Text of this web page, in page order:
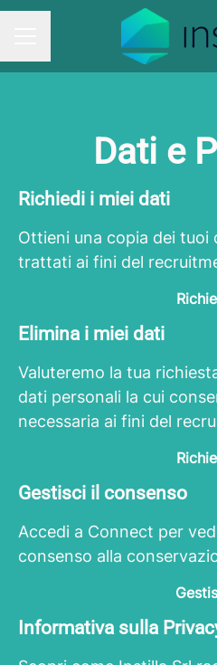
MENU CARRIERA
Dati e
Richiedi i miei dati
Ottieni una copia dei tuoi
trattati ai fini del
Elimina i miei dati
Valuteremo la tua
dati personali la cui
necessaria ai fini del
Gestisci il consenso
Accedi a Connect per
consenso alla
Informativa sulla